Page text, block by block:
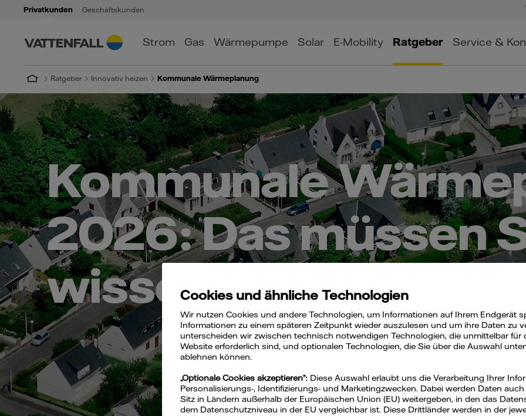
Privatkunden Geschäftskunden
Strom Gas Wärmepumpe Solar E-Mobility Ratgeber Service &
Ratgeber Innovativ heizen Kommunale Wärmeplanung
Kommunale
2026: Das müssen
wissenCookies und ähnliche Technologien
Wir nutzen Cookies und andere Technologien, um Informationen auf Ihrem Endgerät
Informationen zu einem späteren Zeitpunkt wieder auszulesen und um ihre Daten zu
unterscheiden wir zwischen technisch notwendigen Technologien, die unmittelbar für
Website erforderlich sind, und optionalen Technologien, die Sie über die Auswahl
ablehnen können.
„Optionale Cookies akzeptieren“:Diese Auswahl erlaubt uns die Verarbeitung Ihrer
Personalisierungs-, Identifizierungs- und Marketingzwecken. Dabei werden Daten
Sitz in Ländern außerhalb der Europäischen Union (EU) weitergeben, in den das
dem Datenschutzniveau in der EU vergleichbar ist. Diese Drittländer werden in der